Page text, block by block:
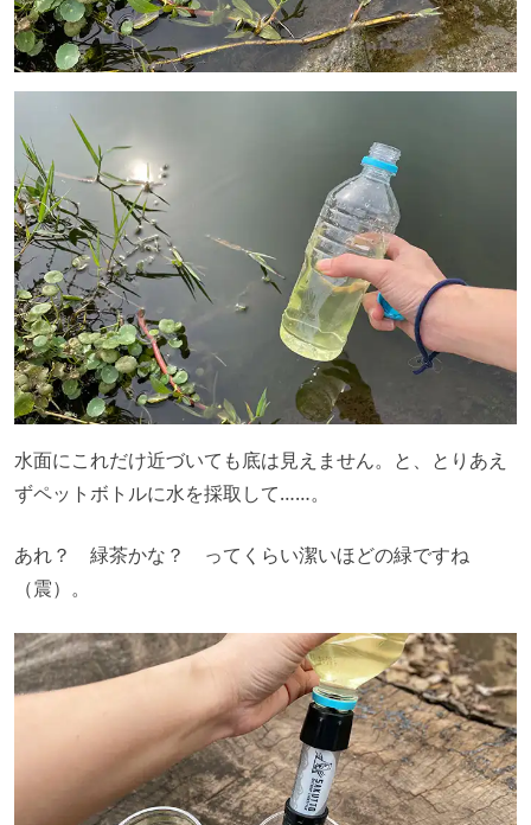
水面にこれだけ近づいても底は見えません。と、とりあえ
ずペットボトルに水を採取して……。
あれ？ 緑茶かな？ ってくらい潔いほどの緑ですね
（震）。